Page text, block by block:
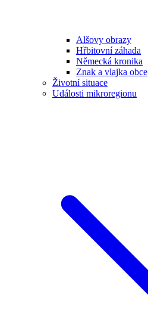
Alšovy obrazy
Hřbitovní záhada
Německá kronika
Znak a vlajka obce
Životní situace
Události mikroregionu